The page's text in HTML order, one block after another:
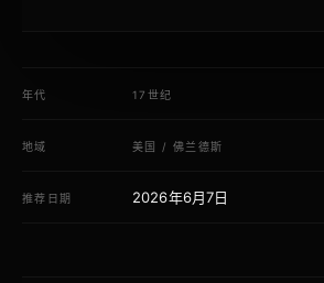
年代 17世纪
地域 美国 /佛兰德斯
推荐日期 2026年6月7日